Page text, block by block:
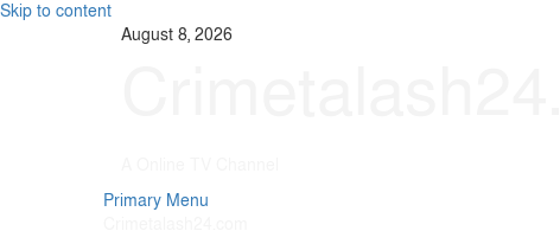
Skip to content
August 8, 2026
Primary Menu